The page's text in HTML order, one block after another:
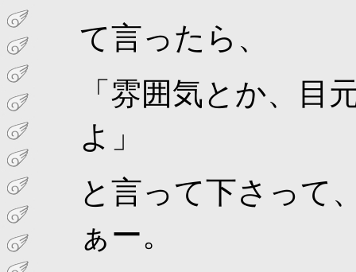
て言ったら、
「雰囲気とか、目
よ」
と言って下さって
ぁー。